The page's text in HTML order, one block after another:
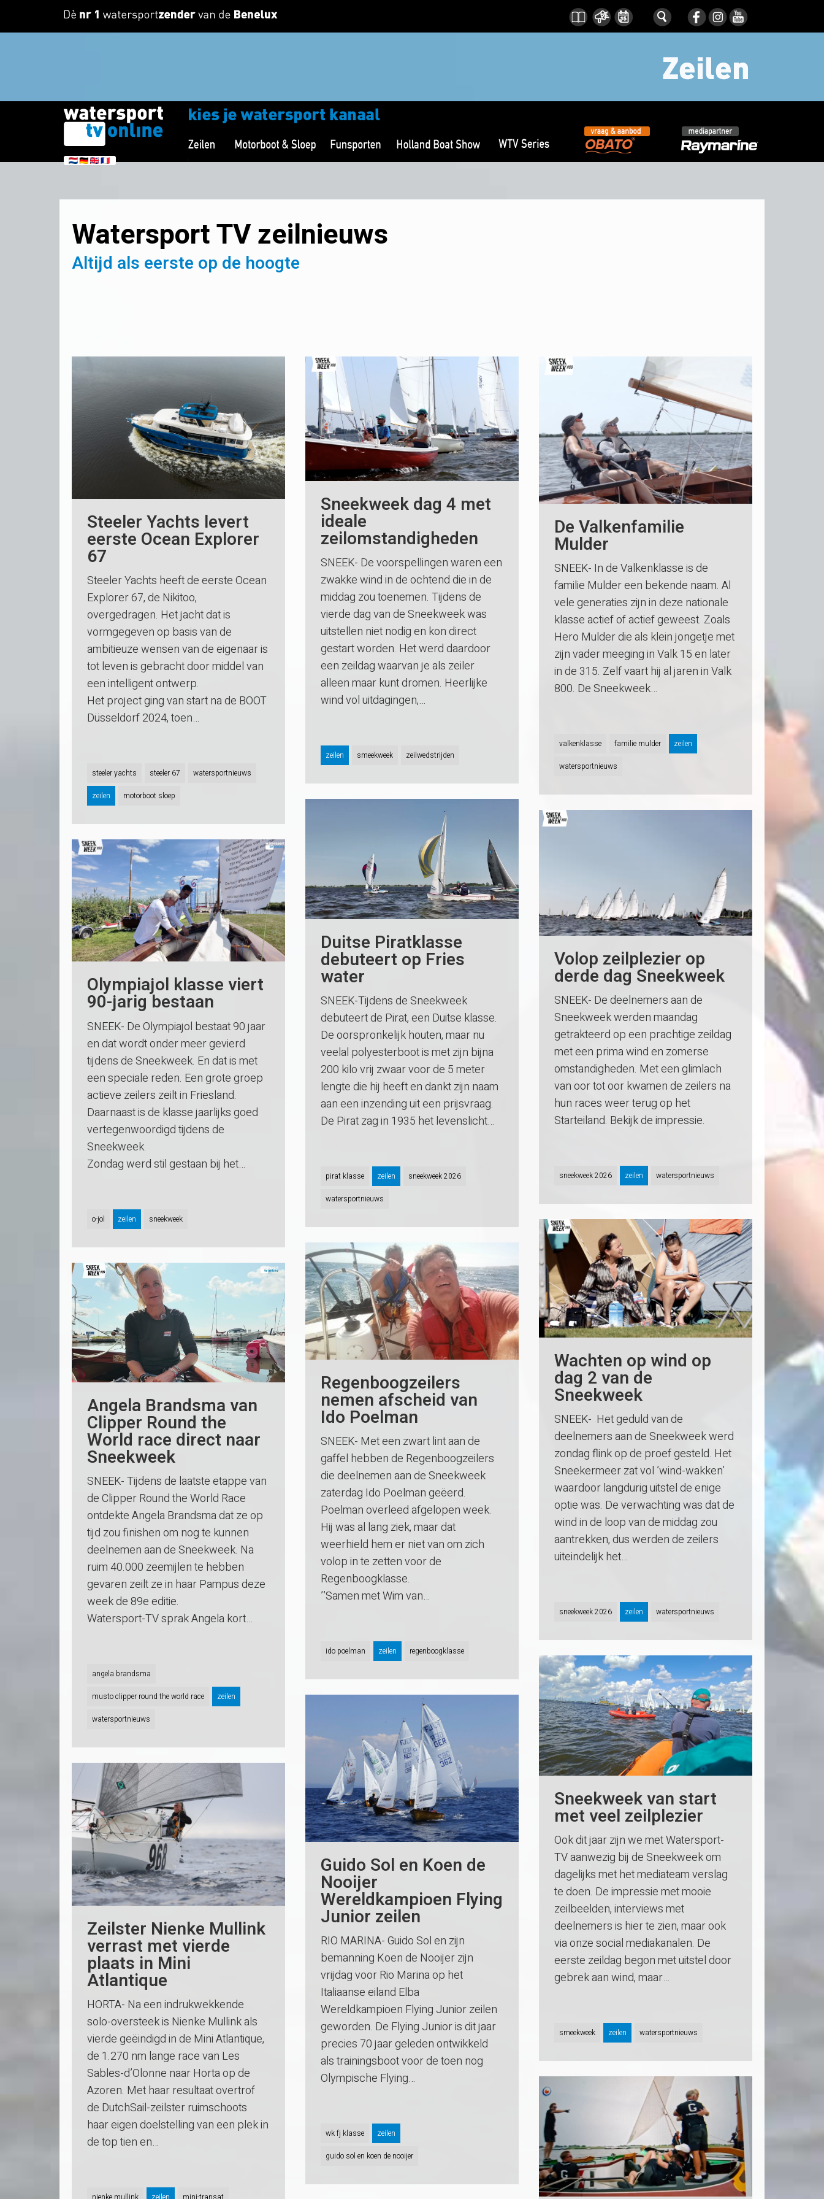
Watersport TV zeilnieuws
Altijd als eerste op de hoogte
Steeler Yachts levert
eerste Ocean Explorer
67
Steeler Yachts heeft de eerste Ocean
Explorer 67, de Nikitoo,
overgedragen. Het jacht dat is
vormgegeven op basis van de
ambitieuze wensen van de eigenaar is
tot leven is gebracht door middel van
een intelligent ontwerp.
Het project ging van start na de BOOT
Düsseldorf 2024, toen…
steeler yachts steeler 67 watersportnieuws
zeilen motorboot sloep
Sneekweek dag 4 met
ideale
zeilomstandigheden
SNEEK- De voorspellingen waren een
zwakke wind in de ochtend die in de
middag zou toenemen. Tijdens de
vierde dag van de Sneekweek was
uitstellen niet nodig en kon direct
gestart worden. Het werd daardoor
een zeildag waarvan je als zeiler
alleen maar kunt dromen. Heerlijke
wind vol uitdagingen,…
zeilen smeekweek zeilwedstrijden
De Valkenfamilie
Mulder
SNEEK- In de Valkenklasse is de
familie Mulder een bekende naam. Al
vele generaties zijn in deze nationale
klasse actief of actief geweest. Zoals
Hero Mulder die als klein jongetje met
zijn vader meeging in Valk 15 en later
in de 315. Zelf vaart hij al jaren in Valk
800. De Sneekweek…
valkenklasse familie mulder zeilen
watersportnieuws
Duitse Piratklasse
debuteert op Fries
water
SNEEK-Tijdens de Sneekweek
debuteert de Pirat, een Duitse klasse.
De oorspronkelijk houten, maar nu
veelal polyesterboot is met zijn bijna
200 kilo vrij zwaar voor de 5 meter
lengte die hij heeft en dankt zijn naam
aan een inzending uit een prijsvraag.
De Pirat zag in 1935 het levenslicht…
pirat klasse zeilen sneekweek 2026
watersportnieuws
Volop zeilplezier op
derde dag Sneekweek
SNEEK- De deelnemers aan de
Sneekweek werden maandag
getrakteerd op een prachtige zeildag
met een prima wind en zomerse
omstandigheden. Met een glimlach
van oor tot oor kwamen de zeilers na
hun races weer terug op het
Starteiland. Bekijk de impressie.
sneekweek 2026 zeilen watersportnieuws
Olympiajol klasse viert
90-jarig bestaan
SNEEK- De Olympiajol bestaat 90 jaar
en dat wordt onder meer gevierd
tijdens de Sneekweek. En dat is met
een speciale reden. Een grote groep
actieve zeilers zeilt in Friesland.
Daarnaast is de klasse jaarlijks goed
vertegenwoordigd tijdens de
Sneekweek.
Zondag werd stil gestaan bij het…
o-jol zeilen sneekweek
Wachten op wind op
dag 2 van de
Sneekweek
SNEEK- Het geduld van de
deelnemers aan de Sneekweek werd
zondag flink op de proef gesteld. Het
Sneekermeer zat vol ’wind-wakken’
waardoor langdurig uitstel de enige
optie was. De verwachting was dat de
wind in de loop van de middag zou
aantrekken, dus werden de zeilers
uiteindelijk het…
sneekweek 2026 zeilen watersportnieuws
Regenboogzeilers
nemen afscheid van
Ido Poelman
SNEEK- Met een zwart lint aan de
gaffel hebben de Regenboogzeilers
die deelnemen aan de Sneekweek
zaterdag Ido Poelman geëerd.
Poelman overleed afgelopen week.
Hij was al lang ziek, maar dat
weerhield hem er niet van om zich
volop in te zetten voor de
Regenboogklasse.
’’Samen met Wim van…
ido poelman zeilen regenboogklasse
Angela Brandsma van
Clipper Round the
World race direct naar
Sneekweek
SNEEK- Tijdens de laatste etappe van
de Clipper Round the World Race
ontdekte Angela Brandsma dat ze op
tijd zou finishen om nog te kunnen
deelnemen aan de Sneekweek. Na
ruim 40.000 zeemijlen te hebben
gevaren zeilt ze in haar Pampus deze
week de 89e editie.
Watersport-TV sprak Angela kort…
angela brandsma
musto clipper round the world race zeilen
watersportnieuws
Sneekweek van start
met veel zeilplezier
Ook dit jaar zijn we met Watersport-
TV aanwezig bij de Sneekweek om
dagelijks met het mediateam verslag
te doen. De impressie met mooie
zeilbeelden, interviews met
deelnemers is hier te zien, maar ook
via onze social mediakanalen. De
eerste zeildag begon met uitstel door
gebrek aan wind, maar…
smeekweek zeilen watersportnieuws
Guido Sol en Koen de
Nooijer
Wereldkampioen Flying
Junior zeilen
RIO MARINA- Guido Sol en zijn
bemanning Koen de Nooijer zijn
vrijdag voor Rio Marina op het
Italiaanse eiland Elba
Wereldkampioen Flying Junior zeilen
geworden. De Flying Junior is dit jaar
precies 70 jaar geleden ontwikkeld
als trainingsboot voor de toen nog
Olympische Flying…
wk fj klasse zeilen
guido sol en koen de nooijer
Zeilster Nienke Mullink
verrast met vierde
plaats in Mini
Atlantique
HORTA- Na een indrukwekkende
solo-oversteek is Nienke Mullink als
vierde geëindigd in de Mini Atlantique,
de 1.270 nm lange race van Les
Sables-d’Olonne naar Horta op de
Azoren. Met haar resultaat overtrof
de DutchSail-zeilster ruimschoots
haar eigen doelstelling van een plek in
de top tien en…